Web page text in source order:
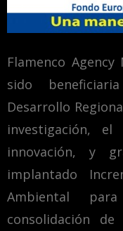
Flamenco
sido
Desarrollo
investigación,
innovación, y
implantado
Ambiental
consolidación de